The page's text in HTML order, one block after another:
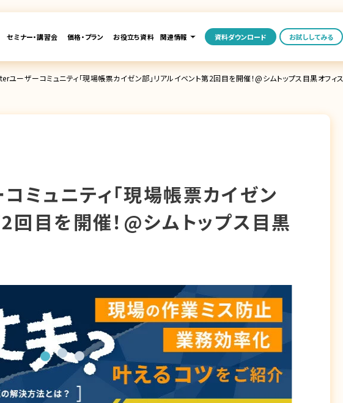
セミナー・講習会 価格・プラン お役立ち資料 関連情報 資料ダウンロード お試ししてみる
ユーザーコミュニティ「現場帳票カイゼン部」リアルイベント第2回目を開催！@シムトップス目黒オフィス
ュニティ「現場帳票カイゼン
回目を開催！@シムトップス目黒